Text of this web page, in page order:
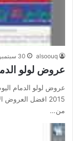
alsoouq 30 سبتمبر,2015
عروض لولو الدمام
2015 افضل
من…